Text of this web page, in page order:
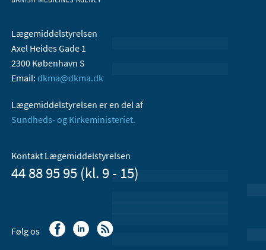
Lægemiddelstyrelsen
Axel Heides Gade 1
2300 København S
Email: dkma@dkma.dk
Lægemiddelstyrelsen er en del af
Sundheds- og Kirkeministeriet.
Kontakt Lægemiddelstyrelsen
44 88 95 95 (kl. 9 - 15)
Følg os